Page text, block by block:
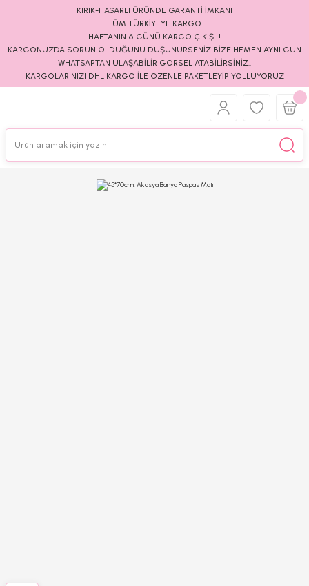
KIRIK-HASARLI ÜRÜNDE GARANTİ İMKANI
TÜM TÜRKİYEYE KARGO
HAFTANIN 6 GÜNÜ KARGO ÇIKIŞI..!
KARGONUZDA SORUN OLDUĞUNU DÜŞÜNÜRSENİZ BİZE HEMEN AYNI GÜN
WHATSAPTAN ULAŞABİLİR GÖRSEL ATABİLİRSİNİZ..
KARGOLARINIZI DHL KARGO İLE ÖZENLE PAKETLEYİP YOLLUYORUZ